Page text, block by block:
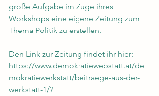
große Aufgabe im Zuge ihres
Workshops eine eigene Zeitung zum
Thema Politik zu erstellen.
Den Link zur Zeitung findet ihr hier:
https://www.demokratiewebstatt.at/de
mokratiewerkstatt/beitraege-aus-der-
werkstatt-1/?